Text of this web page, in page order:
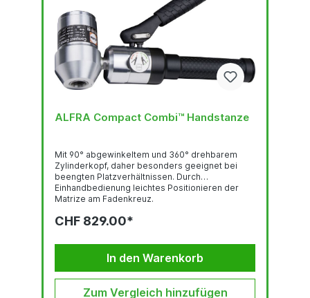
ALFRA Compact Combi™ Handstanze
Mit 90° abgewinkeltem und 360° drehbarem
Zylinderkopf, daher besonders geeignet bei
beengten Platzverhältnissen. Durch
Einhandbedienung leichtes Positionieren der
Matrize am Fadenkreuz.
Stahlblech (S235), 2.0 mm Edelstahl (F = 600
Stahlblech (S235), 1.5 mm Edelstahl (F = 600
N/mm2)Quadratlocher bis 68 x 68 mm 3.0 mm
Stahlblech (S235), 2.0 mm Edelstahl (F = 600
CHF 829.00*
In den Warenkorb
Zum Vergleich hinzufügen